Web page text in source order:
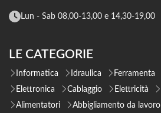
Lun - Sab 08,00-13,00 e 14,30-19,00
LE CATEGORIE
Informatica Idraulica Ferramenta
Elettronica
Cablaggio Elettricità
Alimentatori
Abbigliamento da lavoro